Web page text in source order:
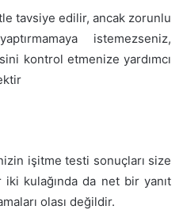
tavsiye edilir, ancak zorunlu
istemezseniz,
kontrol etmenize yardımcı
işitme testi sonuçları size
kulağında da net bir yanıt
olası değildir.